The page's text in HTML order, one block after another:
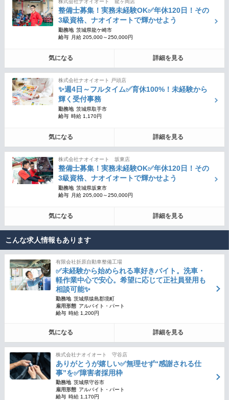
株式会社ナオイオート 龍ヶ岡店
整備士募集！実務未経験OK✅年休120日！その
3級資格、ナオイオートで輝かせよう
勤務地 茨城県龍ケ崎市
給与
月給 205,000～250,000円
気になる 詳細を見る
株式会社ナオイオート 戸頭店
✨週4日～フルタイム✅育休100%！未経験から
輝く受付事務
勤務地 茨城県取手市
給与 時給 1,170円
気になる 詳細を見る
株式会社ナオイオート 坂東店
整備士募集！実務未経験OK✅年休120日！その
3級資格、ナオイオートで輝かせよう
勤務地 茨城県坂東市
給与
月給 205,000～250,000円
気になる 詳細を見る
こんな求人情報もあります
有限会社折原自動車整備工場
✅未経験から始められる車好きバイト。洗車・
軽作業中心で安心。希望に応じて正社員登用も
相談可能✨
勤務地 茨城県猿島郡境町
雇用形態 アルバイト・パート
給与 時給 1,200円
気になる 詳細を見る
株式会社ナオイオート 守谷店
ありがとうが嬉しい✅無理せず“感謝される仕
事”を✅障害者採用枠
勤務地 茨城県守谷市
雇用形態 アルバイト・パート
給与 時給 1,170円